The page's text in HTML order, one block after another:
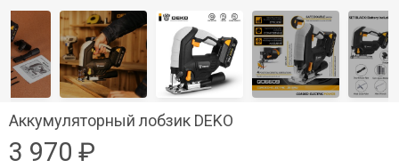
Аккумуляторный лобзик DEKO
3 970 ₽